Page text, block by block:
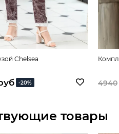
Chelsea
-20% 4940
товары